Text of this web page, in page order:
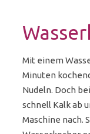
Mit einem
Minuten
Nudeln. Doch
schnell Kalk ab
Maschine nach.